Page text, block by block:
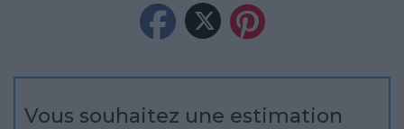
Vous souhaitez une estimation